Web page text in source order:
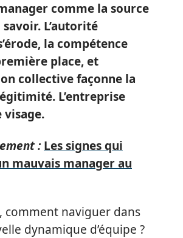
comme la source
L’autorité
la compétence
place, et
collective façonne la
L’entreprise
visage.
: Les signes qui
mauvais manager au
comment naviguer dans
dynamique d’équipe ?